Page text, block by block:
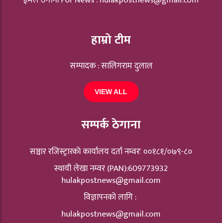
हाम्रो टीम
सम्पादक : सालिगराम दुलाल
VIEW ALL
सम्पर्क ठेगाना
सञ्चार रजिस्ट्रारकाे कार्यालय दर्ता नम्वरः ००१८१/०७९-८०
स्थायी लेखा नम्वर (PAN):609773932
hulakpostnews@gmail.com
विज्ञापनको लागि :
hulakpostnews@gmail.com